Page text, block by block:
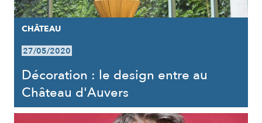
CHÂTEAU
27/05/2020
Décoration : le design entre au
Château d'Auvers